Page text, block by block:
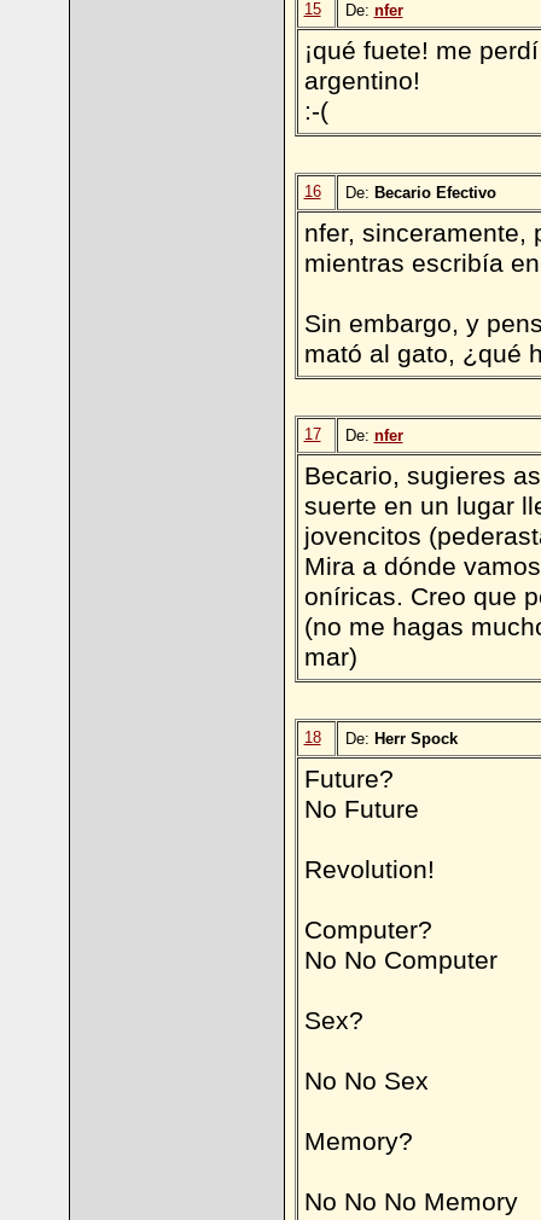
15 De: nfer
¡qué fuete! me
argentino!
:-(
16 De: Becario Efectivo
nfer, sinceramente,
mientras escribía
Sin embargo, y
mató al gato, ¿qué
17 De: nfer
Becario, sugieres
suerte en un lugar
jovencitos
Mira a dónde
oníricas. Creo que
(no me hagas
mar)
18 De: Herr Spock
Future?
No Future
Revolution!
Computer?
No No Computer
Sex?
No No Sex
Memory?
No No No Memory